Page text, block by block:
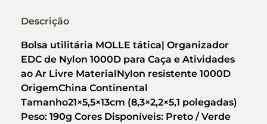
Descrição
Bolsa utilitária MOLLE tática| Organizador
EDC de Nylon 1000D para Caça e Atividades
ao Ar Livre MaterialNylon resistente 1000D
OrigemChina Continental
Tamanho21×5,5×13cm (8,3×2,2×5,1 polegadas)
Peso: 190g Cores Disponíveis: Preto / Verde